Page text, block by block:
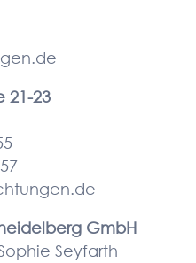
21-23
GmbH
Seyfarth